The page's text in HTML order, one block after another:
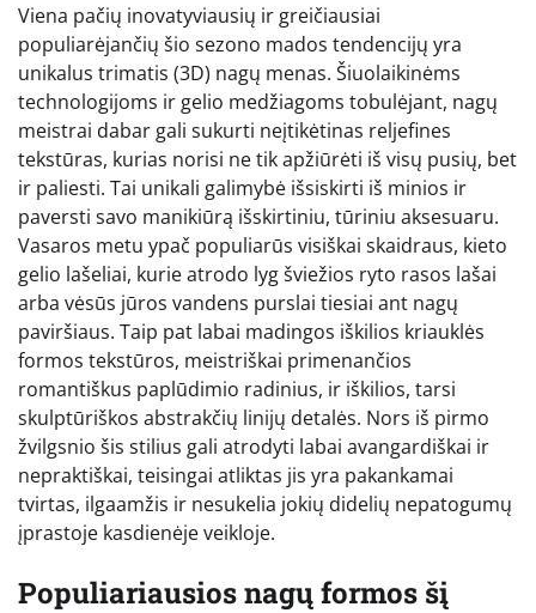
Viena pačių inovatyviausių ir greičiausiai
populiarėjančių šio sezono mados tendencijų yra
unikalus trimatis (3D) nagų menas. Šiuolaikinėms
technologijoms ir gelio medžiagoms tobulėjant, nagų
meistrai dabar gali sukurti neįtikėtinas reljefines
tekstūras, kurias norisi ne tik apžiūrėti iš visų pusių, bet
ir paliesti. Tai unikali galimybė išsiskirti iš minios ir
paversti savo manikiūrą išskirtiniu, tūriniu aksesuaru.
Vasaros metu ypač populiarūs visiškai skaidraus, kieto
gelio lašeliai, kurie atrodo lyg šviežios ryto rasos lašai
arba vėsūs jūros vandens purslai tiesiai ant nagų
paviršiaus. Taip pat labai madingos iškilios kriauklės
formos tekstūros, meistriškai primenančios
romantiškus paplūdimio radinius, ir iškilios, tarsi
skulptūriškos abstrakčių linijų detalės. Nors iš pirmo
žvilgsnio šis stilius gali atrodyti labai avangardiškai ir
nepraktiškai, teisingai atliktas jis yra pakankamai
tvirtas, ilgaamžis ir nesukelia jokių didelių nepatogumų
įprastoje kasdienėje veikloje.
Populiariausios nagų formos šį